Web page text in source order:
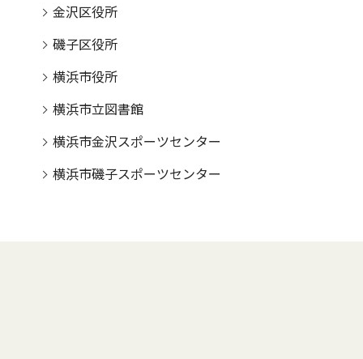
金沢区役所
磯子区役所
横浜市役所
横浜市立図書館
横浜市金沢スポーツセンター
横浜市磯子スポーツセンター